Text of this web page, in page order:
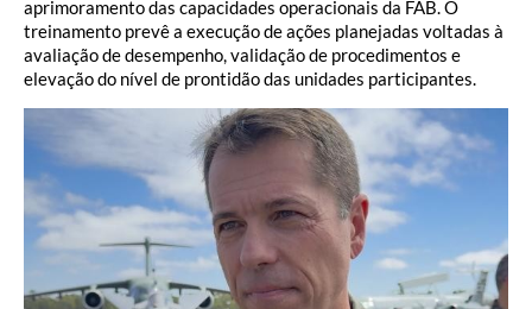
aprimoramento das capacidades operacionais da FAB. O
treinamento prevê a execução de ações planejadas voltadas à
avaliação de desempenho, validação de procedimentos e
elevação do nível de prontidão das unidades participantes.